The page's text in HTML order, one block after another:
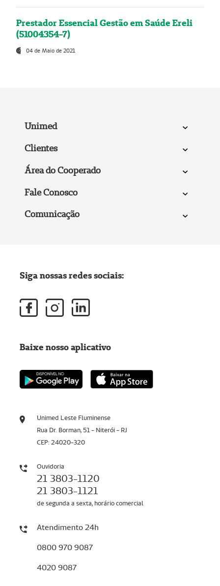
Prestador Essencial Gestão em Saúde Ereli
(51004354-7)
04 de Maio de 2021
Unimed
Clientes
Área do Cooperado
Fale Conosco
Comunicação
Unimed Leste Fluminense
Rua Dr. Borman, 51 - Niterói - RJ
CEP: 24020-320
Ouvidoria
21 3803-1120
21 3803-1121
de segunda a sexta, horário comercial
Atendimento 24h
0800 970 9087
4020 9087
Siga nossas redes sociais:
Baixe nosso aplicativo